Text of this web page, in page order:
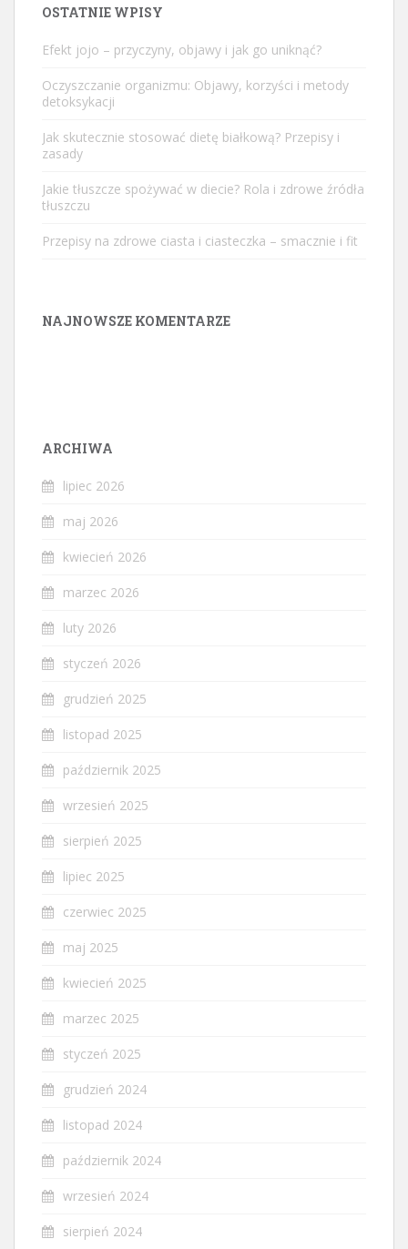
OSTATNIE WPISY
Efekt jojo – przyczyny, objawy i jak go uniknąć?
Oczyszczanie organizmu: Objawy, korzyści i metody
detoksykacji
Jak skutecznie stosować dietę białkową? Przepisy i
zasady
Jakie tłuszcze spożywać w diecie? Rola i zdrowe źródła
tłuszczu
Przepisy na zdrowe ciasta i ciasteczka – smacznie i fit
NAJNOWSZE KOMENTARZE
ARCHIWA
lipiec 2026
maj 2026
kwiecień 2026
marzec 2026
luty 2026
styczeń 2026
grudzień 2025
listopad 2025
październik 2025
wrzesień 2025
sierpień 2025
lipiec 2025
czerwiec 2025
maj 2025
kwiecień 2025
marzec 2025
styczeń 2025
grudzień 2024
listopad 2024
październik 2024
wrzesień 2024
sierpień 2024